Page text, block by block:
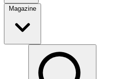
Magazine